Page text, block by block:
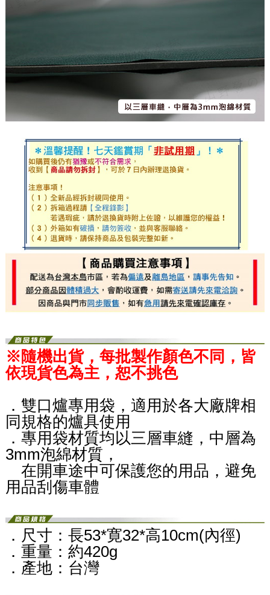
※隨機出貨，每批製作顏色不同，皆
依現貨色為主，恕不挑色
．雙口爐專用袋，適用於各大廠牌相
同規格的爐具使用
．專用袋材質均以三層車縫，中層為
3mm泡綿材質，
在開車途中可保護您的用品，避免
用品刮傷車體
．尺寸：長53*寛32*高10cm(內徑)
．重量：約420g
．產地：台灣